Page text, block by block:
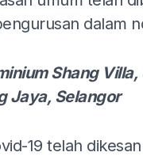
dalam
Shang Villa,
Jaya, Selangor
19 telah